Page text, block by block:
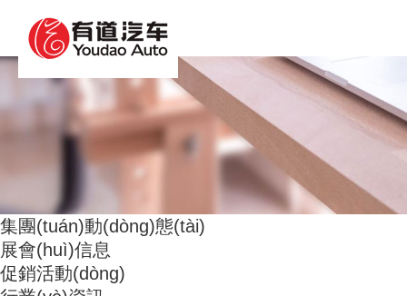
集團(tuán)動(dòng)態(tài)
展會(huì)信息
促銷活動(dòng)